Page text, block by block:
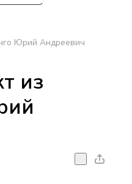
Юрий Андреевич
из